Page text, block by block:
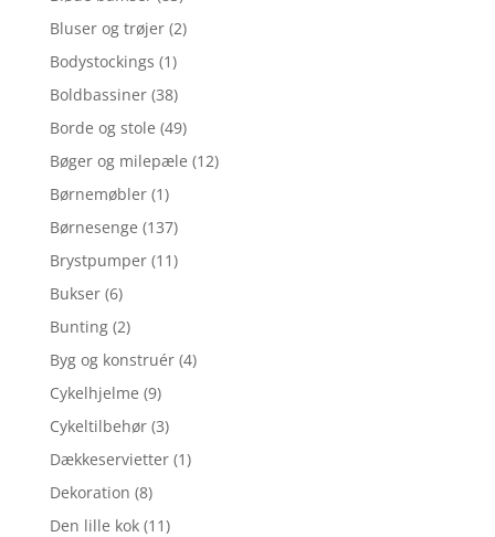
Bluser og trøjer (2)
Bodystockings (1)
Boldbassiner (38)
Borde og stole (49)
Bøger og milepæle (12)
Børnemøbler (1)
Børnesenge (137)
Brystpumper (11)
Bukser (6)
Bunting (2)
Byg og konstruér (4)
Cykelhjelme (9)
Cykeltilbehør (3)
Dækkeservietter (1)
Dekoration (8)
Den lille kok (11)